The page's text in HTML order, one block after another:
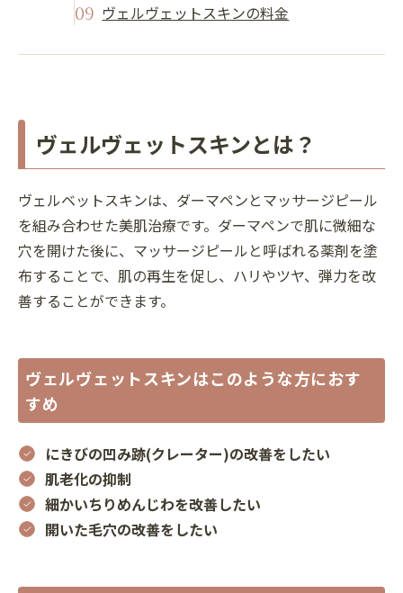
ヴェルヴェットスキンの料金
ヴェルヴェットスキンとは？
ヴェルベットスキンは、ダーマペンとマッサージピール
を組み合わせた美肌治療です。ダーマペンで肌に微細な
穴を開けた後に、マッサージピールと呼ばれる薬剤を塗
布することで、肌の再生を促し、ハリやツヤ、弾力を改
善することができます。
ヴェルヴェットスキンはこのような方におす
すめ
にきびの凹み跡(クレーター)の改善をしたい
肌老化の抑制
細かいちりめんじわを改善したい
開いた毛穴の改善をしたい